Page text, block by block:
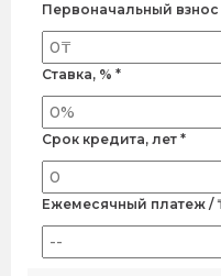
Первоначальный взнос
Ставка, % *
Срок кредита, лет *
Ежемесячный платеж /